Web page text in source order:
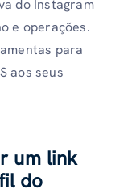
do Instagram
e operações.
para
aos seus
um link
do